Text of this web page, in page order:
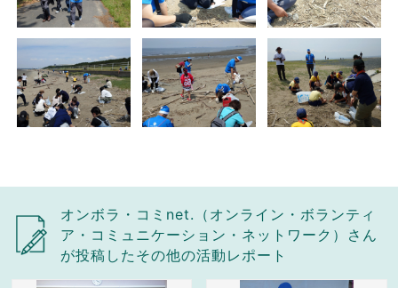
オンボラ・コミnet.（オンライン・ボランティ
ア・コミュニケーション・ネットワーク）さん
が投稿したその他の活動レポート